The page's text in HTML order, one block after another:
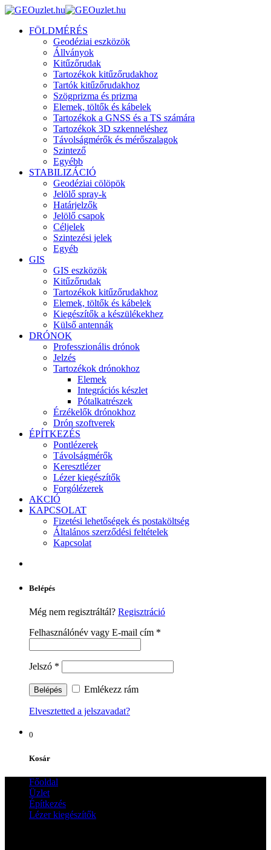
FÖLDMÉRÉS
Geodéziai eszközök
Állványok
Kitűzőrudak
Tartozékok kitűzőrudakhoz
Tartók kitűzőrudakhoz
Szögprizma és prizma
Elemek, töltők és kábelek
Tartozékok a GNSS és a TS számára
Tartozékok 3D szkenneléshez
Távolságmérők és mérőszalagok
Szintező
Egyébb
STABILIZÁCIÓ
Geodéziai cölöpök
Jelölő spray-k
Határjelzők
Jelölő csapok
Céljelek
Szintezési jelek
Egyéb
GIS
GIS eszközök
Kitűzőrudak
Tartozékok kitűzőrudakhoz
Elemek, töltők és kábelek
Kiegészítők a készülékekhez
Külső antennák
DRÓNOK
Professzionális drónok
Jelzés
Tartozékok drónokhoz
Elemek
Integrációs készlet
Pótalkatrészek
Érzékelők drónokhoz
Drón szoftverek
ÉPÍTKEZÉS
Pontlézerek
Távolságmérők
Keresztlézer
Lézer kiegészítők
Forgólézerek
AKCIÓ
KAPCSOLAT
Fizetési lehetőségek és postaköltség
Általános szerződési feltételek
Kapcsolat
Belépés
Még nem regisztráltál? Regisztráció
Felhasználónév vagy E-mail cím *
Jelszó *
Emlékezz rám
Elvesztetted a jelszavadat?
0
Kosár
Főoldal
Üzlet
Építkezés
Lézer kiegészítők